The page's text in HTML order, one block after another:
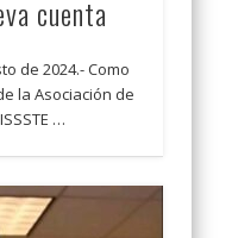
cuenta
de 2024.- Como
la Asociación de
…